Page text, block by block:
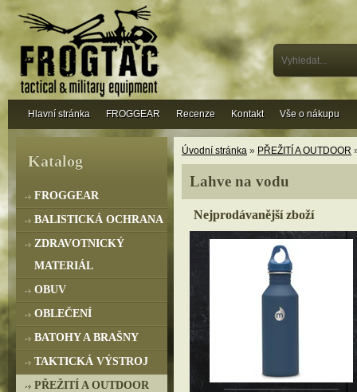
Úvodní stránka » PŘEŽITÍ A OUTDOOR
Lahve na vodu
Nejprodávanější zboží
Katalog
FROGGEAR
BALISTICKÁ OCHRANA
ZDRAVOTNICKÝ
MATERIÁL
OBUV
OBLEČENÍ
BATOHY A BRAŠNY
TAKTICKÁ VÝSTROJ
PŘEŽITÍ A OUTDOOR
Hlavní stránka FROGGEAR Recenze Kontakt Vše o nákupu